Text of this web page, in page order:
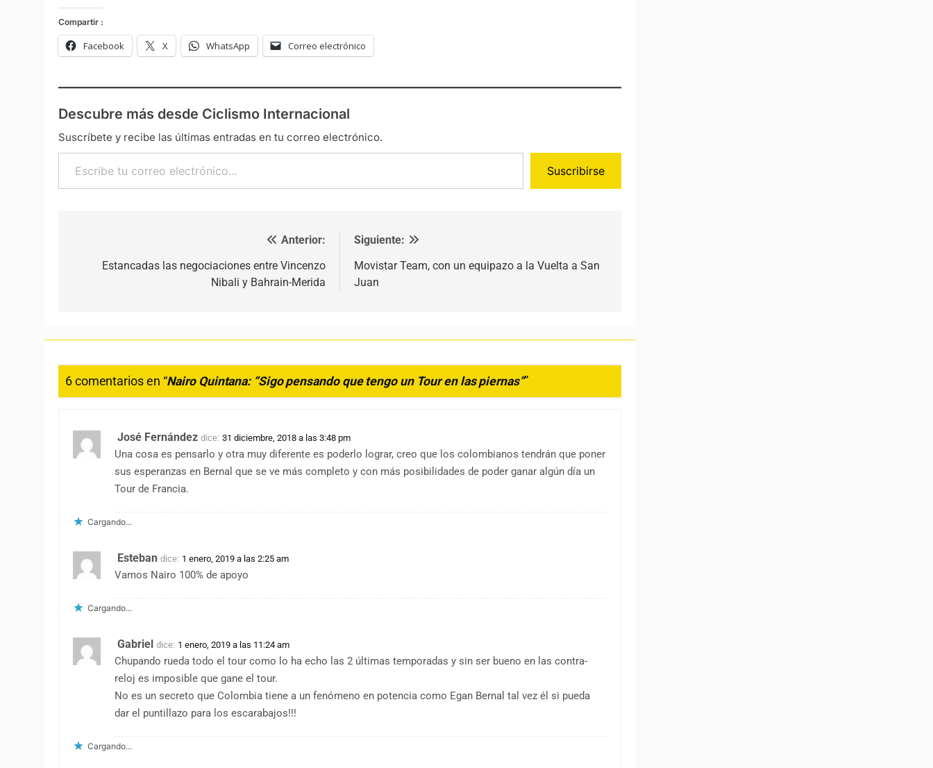
Compartir :
Facebook X WhatsApp Correo electrónico
Descubre más desde Ciclismo Internacional
Suscríbete y recibe las últimas entradas en tu correo electrónico.
Escribe tu correo electrónico…
Suscribirse
Anterior:
Estancadas las negociaciones entre Vincenzo
Nibali y Bahrain-Merida
Siguiente:
Movistar Team, con un equipazo a la Vuelta a San
Juan
6 comentarios en “Nairo Quintana: “Sigo pensando que tengo un Tour en las piernas””
José Fernández dice: 31 diciembre, 2018 a las 3:48 pm
Una cosa es pensarlo y otra muy diferente es poderlo lograr, creo que los colombianos tendrán que poner
sus esperanzas en Bernal que se ve más completo y con más posibilidades de poder ganar algún día un
Tour de Francia.
Cargando...
Esteban dice: 1 enero, 2019 a las 2:25 am
Vamos Nairo 100% de apoyo
Cargando...
Gabriel dice: 1 enero, 2019 a las 11:24 am
Chupando rueda todo el tour como lo ha echo las 2 últimas temporadas y sin ser bueno en las contra-
reloj es imposible que gane el tour.
No es un secreto que Colombia tiene a un fenómeno en potencia como Egan Bernal tal vez él si pueda
dar el puntillazo para los escarabajos!!!
Cargando...